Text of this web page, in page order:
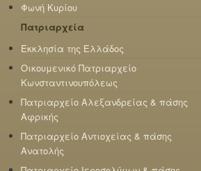
Φωνή Κυρίου
Πατριαρχεία
Εκκλησία της Ελλάδος
Οικουμενικό Πατριαρχείο
Κωνσταντινουπόλεως
Πατριαρχείο Αλεξανδρείας & πάσης
Αφρικής
Πατριαρχείο Αντιοχείας & πάσης
Ανατολής